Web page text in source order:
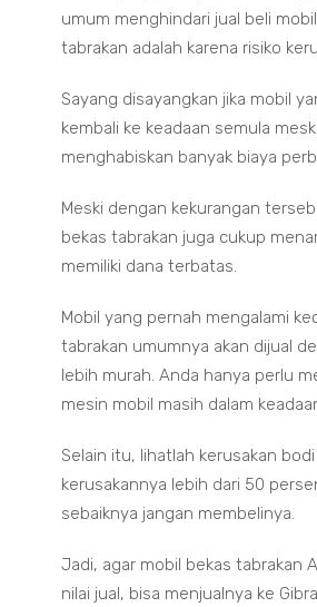
umum menghindari jual beli
tabrakan adalah karena risiko
Sayang disayangkan jika mobil
kembali ke keadaan semula
menghabiskan banyak biaya
Meski dengan kekurangan
bekas tabrakan juga cukup
memiliki dana terbatas.
Mobil yang pernah mengalami
tabrakan umumnya akan dijual
lebih murah. Anda hanya perlu
mesin mobil masih dalam
Selain itu, lihatlah kerusakan
kerusakannya lebih dari 50
sebaiknya jangan membelinya.
Jadi, agar mobil bekas tabrakan
nilai jual, bisa menjualnya ke